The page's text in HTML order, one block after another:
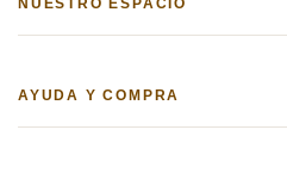
NUESTRO ESPACIO
AYUDA Y COMPRA